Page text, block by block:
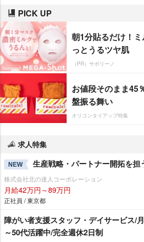
PICK UP
朝1分貼るだけ！
っとうるツヤ肌
（PR）サボリーノ
お値段そのまま45
盤振る舞い
オリコンタイアップ特集
求人特集
NEW 生産戦略・パートナー開拓を担
株式会社北の達人コーポレーション
月給42万円～89万円
正社員 / 東京都
障がい者支援スタッフ・デイサービス/
～50代活躍中/完全週休2日制